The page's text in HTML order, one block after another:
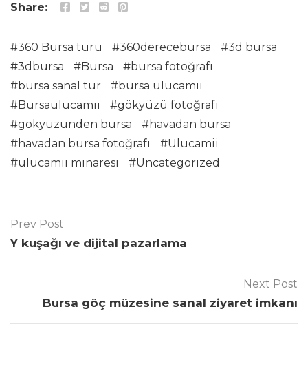
Share:
360 Bursa turu 360derecebursa
3d bursa
3dbursa
Bursa
bursa fotoğrafı
bursa sanal tur
bursa ulucamii
Bursaulucamii
gökyüzü fotoğrafı
gökyüzünden bursa
havadan bursa
havadan bursa fotoğrafı
Ulucamii
ulucamii minaresi
Uncategorized
Prev Post
Y kuşağı ve dijital pazarlama
Next Post
Bursa göç müzesine sanal ziyaret imkanı